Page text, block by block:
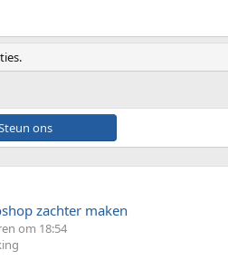
ons
zachter maken
om 18:54